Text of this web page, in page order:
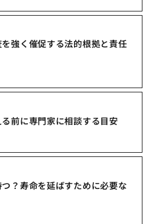
強く催促する法的根拠と責任
前に専門家に相談する目安
？寿命を延ばすために必要な